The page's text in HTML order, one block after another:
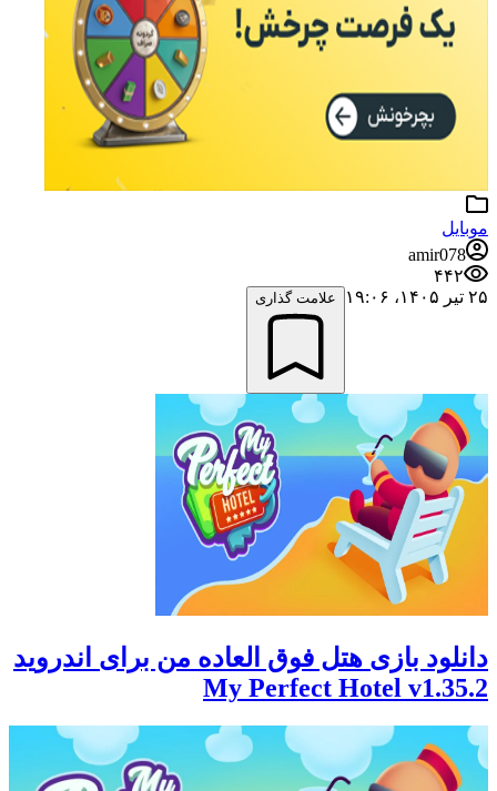
موبایل
amir078
۴۴۲
۲۵ تیر ۱۴۰۵،‏ ۱۹:۰۶
علامت گذاری
دانلود بازی هتل فوق العاده من برای اندروید
My Perfect Hotel v1.35.2